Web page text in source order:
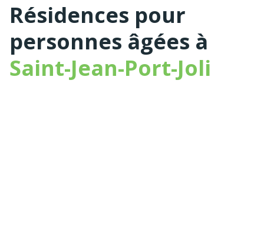
Résidences pour
personnes âgées à
Saint-Jean-Port-Joli